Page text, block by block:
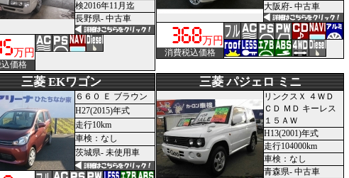
検2016年11月迄
長野県- 中古車
万円
価格
大阪府- 中古車
万円
消費税込価格
三菱 EKワゴン
６６０ Ｅ ブラウン
H27(2015)年式
走行10km
車検：なし
茨城県- 未使用車
三菱 パジェロ ミニ
リンクスＸ ４ＷＤ
ＣＤ ＭＤ キーレス
１５ＡＷ
H13(2001)年式
走行104000km
車検：なし
青森県- 中古車